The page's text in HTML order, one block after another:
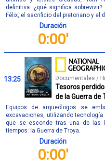
definitiva: ¿qué significa
Félix, el sacrificio del pretoriano y el
Duración
0:00'
13:25 Documentales /
Tesoros
de la Guerra de
Equipos de arqueólogos se
excavaciones, utilizando tecnología
que se esconde tras una de las
tiempos: la Guerra de Troya.
Duración
0:00'